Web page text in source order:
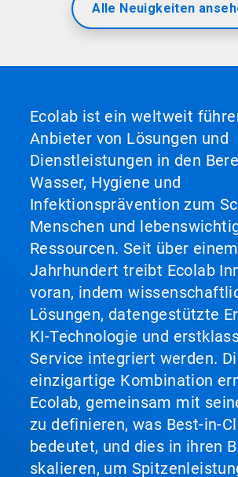
Alle Neuigkeiten
Ecolab ist ein weltweit
Anbieter von Lösungen und
Dienstleistungen in den
Wasser, Hygiene und
Infektionsprävention zum
Menschen und
Ressourcen. Seit über einem
Jahrhundert treibt Ecolab
voran, indem
Lösungen, datengestützte
KI-Technologie und
Service integriert werden.
einzigartige Kombination
Ecolab, gemeinsam mit
zu definieren, was Best-in-
bedeutet, und dies in ihren
skalieren, um